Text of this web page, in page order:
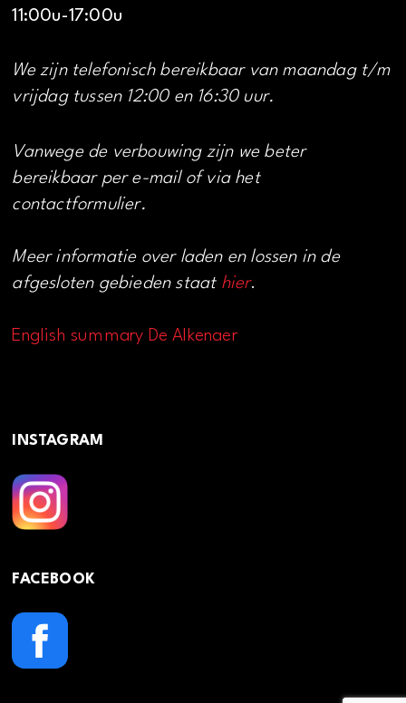
11:00u-17:00u
We zijn telefonisch bereikbaar van maandag t/m
vrijdag tussen 12:00 en 16:30 uur.
Vanwege de verbouwing zijn we beter
bereikbaar per e-mail of via het
contactformulier.
Meer informatie over laden en lossen in de
afgesloten gebieden staat hier.
English summary De Alkenaer
INSTAGRAM
FACEBOOK